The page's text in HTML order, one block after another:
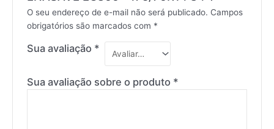
O seu endereço de e-mail não será publicado. Campos
obrigatórios são marcados com *
Sua avaliação *
Sua avaliação sobre o produto *